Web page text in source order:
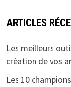
ARTICLES
Les meilleurs
création de vos
Les 10